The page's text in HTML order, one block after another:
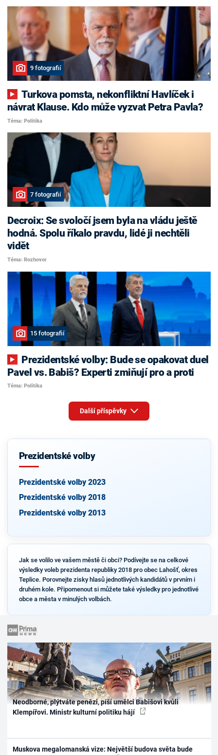
9 fotografií
Turkova pomsta, nekonfliktní Havlíček i
návrat Klause. Kdo může vyzvat Petra Pavla?
Téma: Politika
7 fotografií
Decroix: Se svoločí jsem byla na vládu ještě
hodná. Spolu říkalo pravdu, lidé ji nechtěli
vidět
Téma: Rozhovor
15 fotografií
Pavel vs. Babiš? Experti zmiňují pro a proti
Téma: Politika
Další příspěvky
Prezidentské volby
Prezidentské volby 2023
Prezidentské volby 2018
Prezidentské volby 2013
Jak se volilo ve vašem městě či obci? Podívejte se na celkové
výsledky voleb prezidenta republiky 2018 pro obec Lahošť, okres
Teplice. Porovnejte zisky hlasů jednotlivých kandidátů v prvním i
druhém kole. Připomenout si můžete také výsledky pro jednotlivé
obce a města v minulých volbách.
Neodborné, plýtváte penězi, píší umělci Babišovi kvůli
Klempířovi. Ministr kulturní politiku hájí
Muskova megalomanská vize: Největší budova světa bude